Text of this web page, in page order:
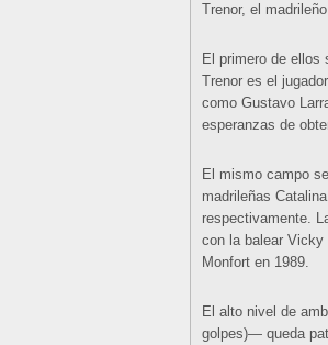
Trenor, el
El primero de ellos
Trenor es el
como Gustavo
esperanzas de
El mismo campo
madrileñas
respectivamente.
con la balear
Monfort en 1989.
El alto nivel de
golpes)— queda